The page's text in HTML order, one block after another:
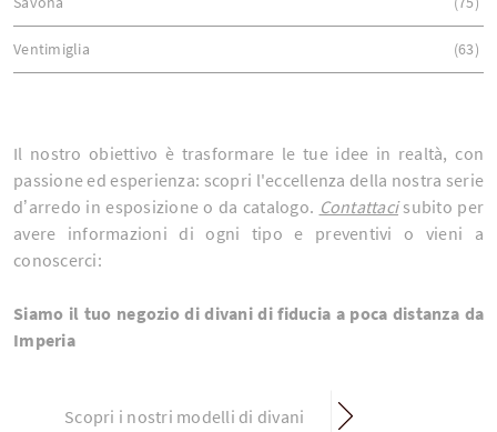
Ventimiglia 63
Il nostro obiettivo è trasformare le tue idee in realtà, con
passione ed esperienza: scopri l'eccellenza della nostra serie
d’arredo in esposizione o da catalogo. Contattacisubito per
avere informazioni di ogni tipo e preventivi o vieni a
conoscerci:
Siamo il tuo negozio di divani di fiducia a poca distanza da
Imperia
Scopri i nostri modelli di divani